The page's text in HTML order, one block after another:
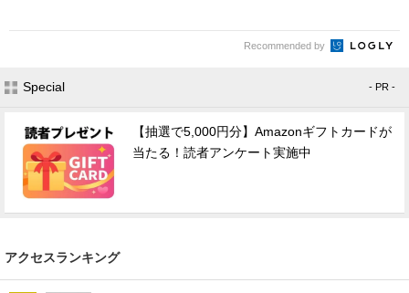
Recommended by
Special - PR -
【抽選で5,000円分】Amazonギフトカードが
当たる！読者アンケート実施中
アクセスランキング